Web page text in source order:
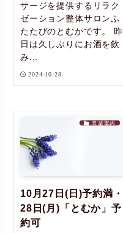
サージを提供するリラク
ゼーション整体サロンふ
たたびのとむかです。 昨
日は久しぶりにお酒を飲
み...
2024-10-28
営業案内
10月27日(日)予約満・
28日(月)「とむか」予
約可